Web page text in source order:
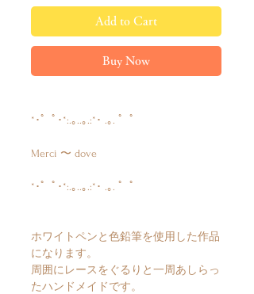
Add to Cart
Buy Now
*･゜ﾟ･*:.｡..｡.:*･ .｡. ゜ﾟ
Merci 〜 dove
*･゜ﾟ･*:.｡..｡.:*･ .｡. ゜ﾟ
ホワイトペンと色鉛筆を使用した作品
になります。
周囲にレースをぐるりと一周あしらっ
たハンドメイドです。